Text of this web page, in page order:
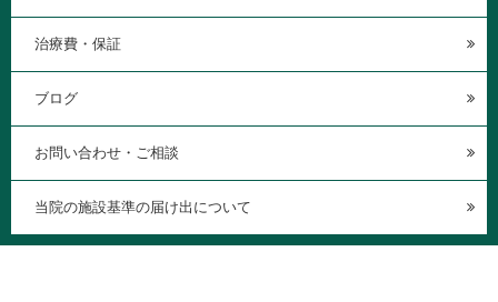
治療費・保証
ブログ
お問い合わせ・ご相談
当院の施設基準の届け出について